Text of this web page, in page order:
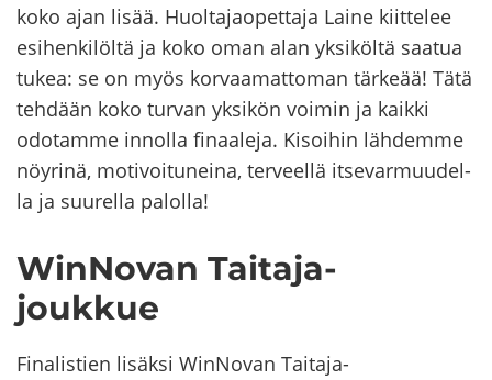
koko ajan lisää. Huol­ta­jao­pet­ta­ja Laine kiit­te­lee
esi­hen­ki­löl­tä ja koko oman alan yk­si­köl­tä saa­tua
tukea: se on myös kor­vaa­mat­to­man tär­ke­ää! Tätä
teh­dään koko tur­van yk­si­kön voi­min ja kaik­ki
odo­tam­me in­nol­la fi­naa­le­ja. Ki­soi­hin läh­dem­me
nöy­ri­nä, mo­ti­voi­tu­nei­na, ter­veel­lä it­se­var­muu­del­
la ja suu­rel­la pa­lol­la!
WinNovan Taitaja-​
joukkue
Fi­na­lis­tien li­säk­si WinNovan Taitaja-​​